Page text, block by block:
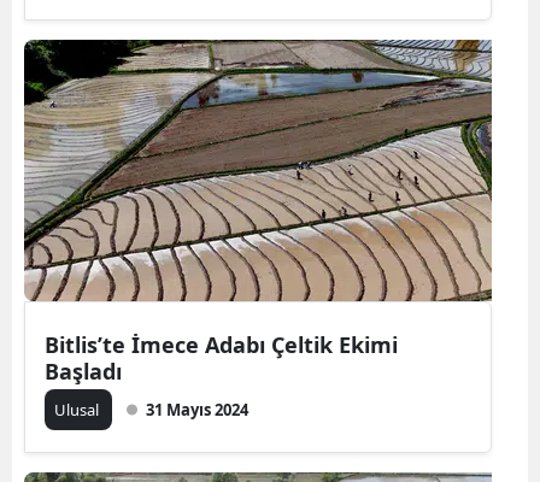
Bitlis’te İmece Adabı Çeltik Ekimi
Başladı
Ulusal 31 Mayıs 2024